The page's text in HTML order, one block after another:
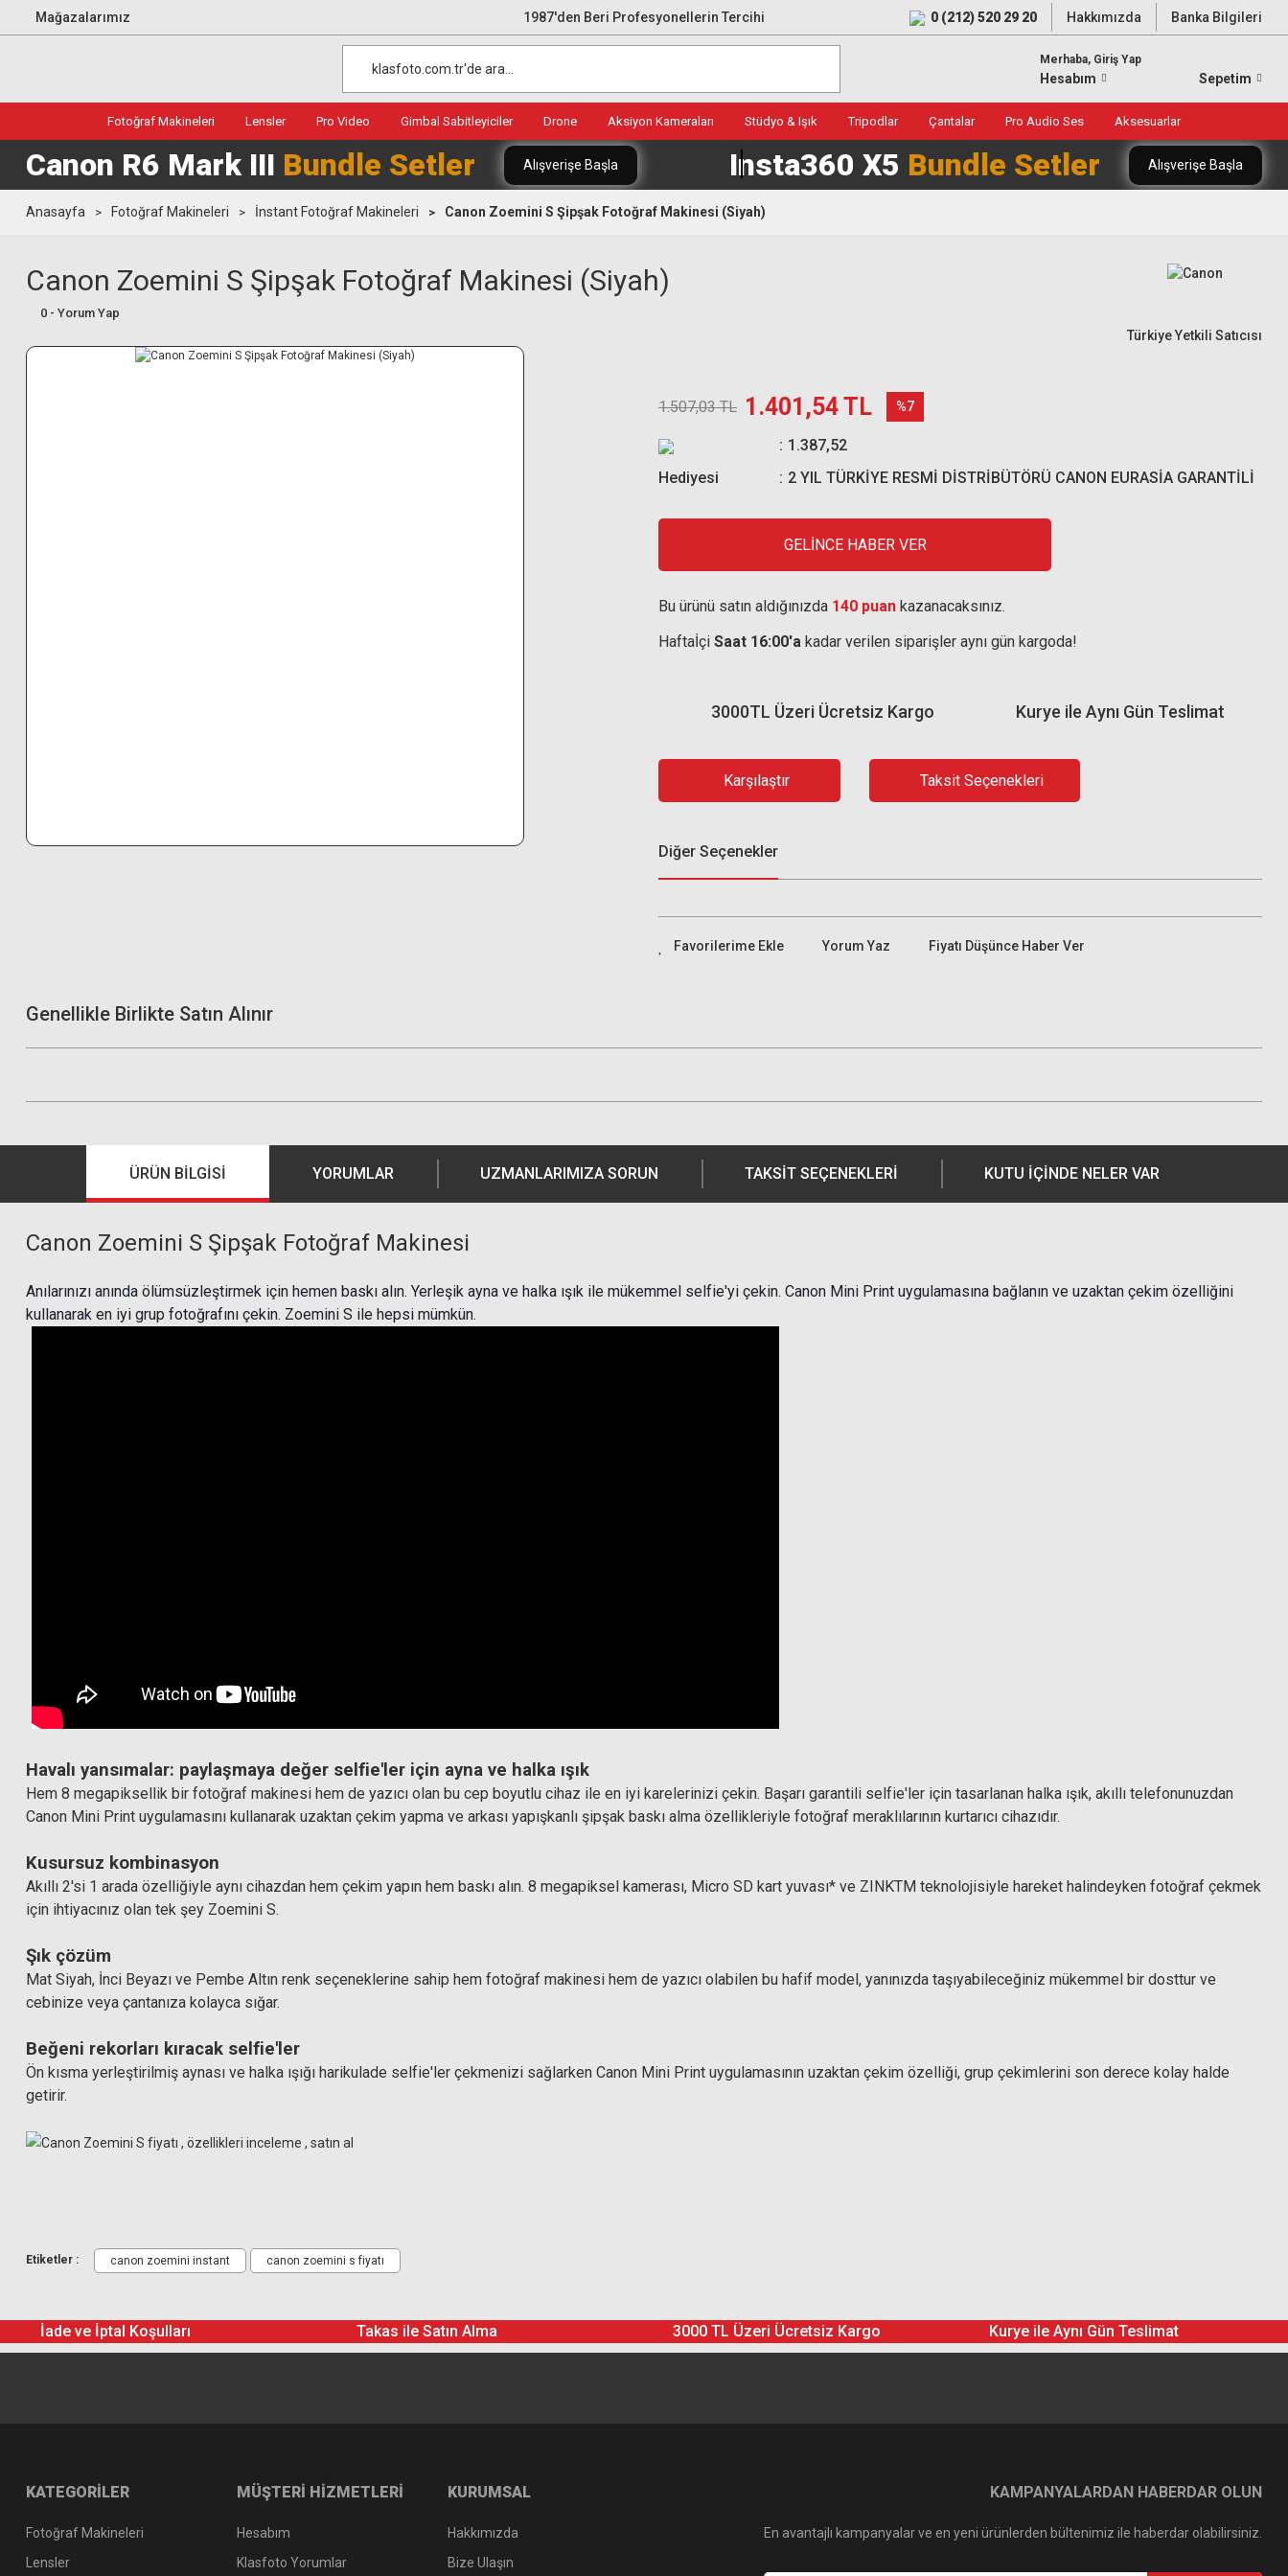
Mağazalarımız 1987'den Beri Profesyonellerin Tercihi 0 (212) 520 29 20 Hakkımızda Banka Bilgileri
Merhaba, Giriş Yap
Hesabım Sepetim
Fotoğraf Makineleri Lensler Pro Video Gimbal Sabitleyiciler Drone Aksiyon Kameraları Stüdyo & Işık Tripodlar Çantalar Pro Audio Ses Aksesuarlar
Canon R6 Mark III Bundle Setler Alışverişe Başla Insta360 X5 Bundle Setler Alışverişe Başla
Anasayfa Fotoğraf Makineleri İnstant Fotoğraf Makineleri Canon Zoemini S Şipşak Fotoğraf Makinesi (Siyah)
Canon Zoemini S Şipşak Fotoğraf Makinesi (Siyah)
0 - Yorum Yap
Türkiye Yetkili Satıcısı
1.507,03 TL 1.401,54 TL %7
1.387,52
Hediyesi
2 YIL TÜRKİYE RESMİ DİSTRİBÜTÖRÜ CANON EURASİA GARANTİLİ
GELİNCE HABER VER
Bu ürünü satın aldığınızda 140 puan kazanacaksınız.
Haftaİçi Saat 16:00'a kadar verilen siparişler aynı gün kargoda!
Kurye ile Aynı Gün Teslimat
3000TL Üzeri Ücretsiz Kargo
Karşılaştır Taksit Seçenekleri
Diğer Seçenekler
Yorum Yaz Fiyatı Düşünce Haber Ver
Genellikle Birlikte Satın Alınır
ÜRÜN BILGISI YORUMLAR UZMANLARIMIZA SORUN TAKSIT SEÇENEKLERI KUTU İÇİNDE NELER VAR
Canon Zoemini S Şipşak Fotoğraf Makinesi
Anılarınızı anında ölümsüzleştirmek için hemen baskı alın. Yerleşik ayna ve halka ışık ile mükemmel selfie'yi çekin. Canon Mini Print uygulamasına bağlanın ve uzaktan çekim özelliğini
kullanarak en iyi grup fotoğrafını çekin. Zoemini S ile hepsi mümkün.
Havalı yansımalar: paylaşmaya değer selfie'ler için ayna ve halka ışık
Hem 8 megapiksellik bir fotoğraf makinesi hem de yazıcı olan bu cep boyutlu cihaz ile en iyi karelerinizi çekin. Başarı garantili selfie'ler için tasarlanan halka ışık, akıllı telefonunuzdan
Canon Mini Print uygulamasını kullanarak uzaktan çekim yapma ve arkası yapışkanlı şipşak baskı alma özellikleriyle fotoğraf meraklılarının kurtarıcı cihazıdır.
Kusursuz kombinasyon
Akıllı 2'si 1 arada özelliğiyle aynı cihazdan hem çekim yapın hem baskı alın. 8 megapiksel kamerası, Micro SD kart yuvası* ve ZINKTM teknolojisiyle hareket halindeyken fotoğraf çekmek
için ihtiyacınız olan tek şey Zoemini S.
Şık çözüm
Mat Siyah, İnci Beyazı ve Pembe Altın renk seçeneklerine sahip hem fotoğraf makinesi hem de yazıcı olabilen bu hafif model, yanınızda taşıyabileceğiniz mükemmel bir dosttur ve
cebinize veya çantanıza kolayca sığar.
Beğeni rekorları kıracak selfie'ler
Ön kısma yerleştirilmiş aynası ve halka ışığı harikulade selfie'ler çekmenizi sağlarken Canon Mini Print uygulamasının uzaktan çekim özelliği, grup çekimlerini son derece kolay halde
getirir.
Fotoğraf çekmek, fotoğrafları kişiselleştirmek ve fotoğrafların baskısını almak için ihtiyacınız olan her şey:
√ USB Kablosu
Etiketler : canon zoemini instant canon zoemini s fiyatı
İade ve İptal Koşulları Takas ile Satın Alma 3000 TL Üzeri Ücretsiz Kargo Kurye ile Aynı Gün Teslimat
KATEGORİLER
Fotoğraf Makineleri
Lensler
MÜŞTERİ HİZMETLERİ
Hesabım
Klasfoto Yorumlar
KURUMSAL
Hakkımızda
Bize Ulaşın
KAMPANYALARDAN HABERDAR OLUN
En avantajlı kampanyalar ve en yeni ürünlerden bültenimiz ile haberdar olabilirsiniz.